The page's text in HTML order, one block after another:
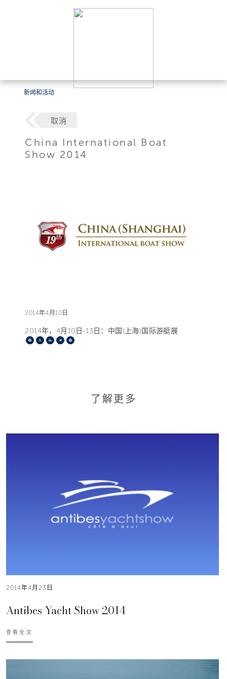
新闻和活动
取消
China International Boat
Show 2014
2014年4月10日
2014年，4月10日-13日：中国(上海)国际游艇展
Facebook
X LinkedIn
Telegram
了解更多
2014年4月23日
Antibes Yacht Show 2014
查看全文